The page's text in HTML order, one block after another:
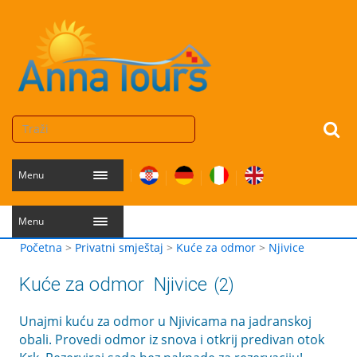
Menu
Menu
Početna > Privatni smještaj > Kuće za odmor > Njivice
Kuće za odmor Njivice (2)
Unajmi kuću za odmor u Njivicama na jadranskoj
obali. Provedi odmor iz snova i otkrij predivan otok